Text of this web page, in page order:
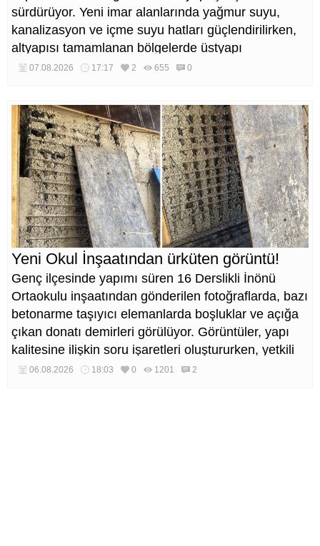
sürdürüyor. Yeni imar alanlarında yağmur suyu,
kanalizasyon ve içme suyu hatları güçlendirilirken,
altyapısı tamamlanan bölgelerde üstyapı
düzenlemeleri de eş zamanlı yürütülüyor.
07.08.2026 17:17 2 655 0
Yeni Okul İnşaatından ürküten görüntü!
Genç ilçesinde yapımı süren 16 Derslikli İnönü
Ortaokulu inşaatından gönderilen fotoğraflarda, bazı
betonarme taşıyıcı elemanlarda boşluklar ve açığa
çıkan donatı demirleri görülüyor. Görüntüler, yapı
kalitesine ilişkin soru işaretleri oluştururken, yetkili
kurumların teknik inceleme yapması çağrısı yapıldı.
06.08.2026 18:03 0 1201 2